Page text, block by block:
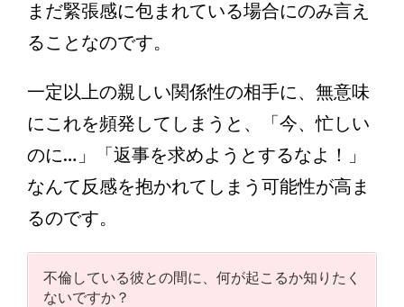
まだ緊張感に包まれている場合にのみ言え
ることなのです。
一定以上の親しい関係性の相手に、無意味
にこれを頻発してしまうと、「今、忙しい
のに…」「返事を求めようとするなよ！」
なんて反感を抱かれてしまう可能性が高ま
るのです。
不倫している彼との間に、何が起こるか知りたく
ないですか？